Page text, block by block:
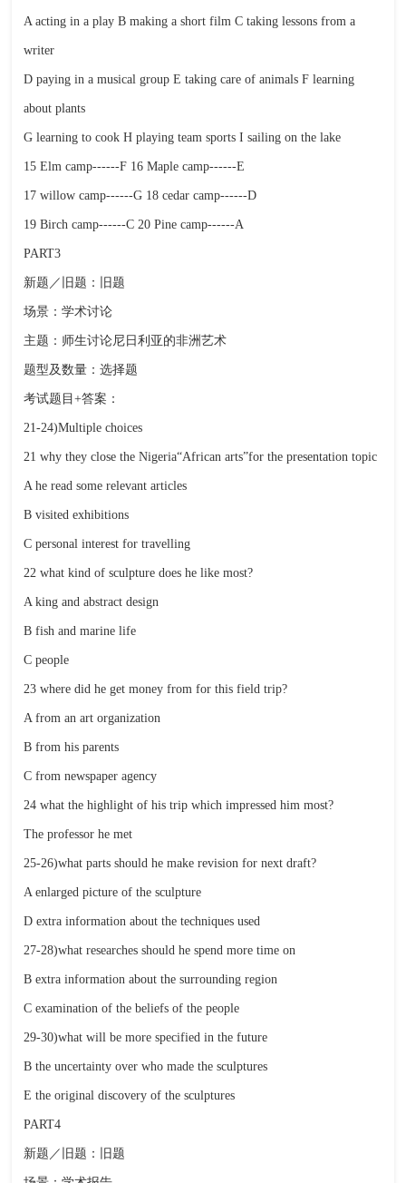
A acting in a play B making a short film C taking lessons from a
writer
D paying in a musical group E taking care of animals F learning
about plants
G learning to cook H playing team sports I sailing on the lake
15 Elm camp------F 16 Maple camp------E
17 willow camp------G 18 cedar camp------D
19 Birch camp------C 20 Pine camp------A
PART3
新题／旧题：旧题
场景：学术讨论
主题：师生讨论尼日利亚的非洲艺术
题型及数量：选择题
考试题目+答案：
21-24)Multiple choices
21 why they close the Nigeria“African arts”for the presentation topic
A he read some relevant articles
B visited exhibitions
C personal interest for travelling
22 what kind of sculpture does he like most?
A king and abstract design
B fish and marine life
C people
23 where did he get money from for this field trip?
A from an art organization
B from his parents
C from newspaper agency
24 what the highlight of his trip which impressed him most?
The professor he met
25-26)what parts should he make revision for next draft?
A enlarged picture of the sculpture
D extra information about the techniques used
27-28)what researches should he spend more time on
B extra information about the surrounding region
C examination of the beliefs of the people
29-30)what will be more specified in the future
B the uncertainty over who made the sculptures
E the original discovery of the sculptures
PART4
新题／旧题：旧题